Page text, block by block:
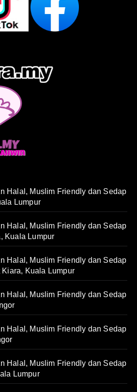
Halal, Muslim Friendly dan Sedap
Lumpur
Halal, Muslim Friendly dan Sedap
Kuala Lumpur
Halal, Muslim Friendly dan Sedap
Kuala Lumpur
Halal, Muslim Friendly dan Sedap
Halal, Muslim Friendly dan Sedap
Halal, Muslim Friendly dan Sedap
Lumpur